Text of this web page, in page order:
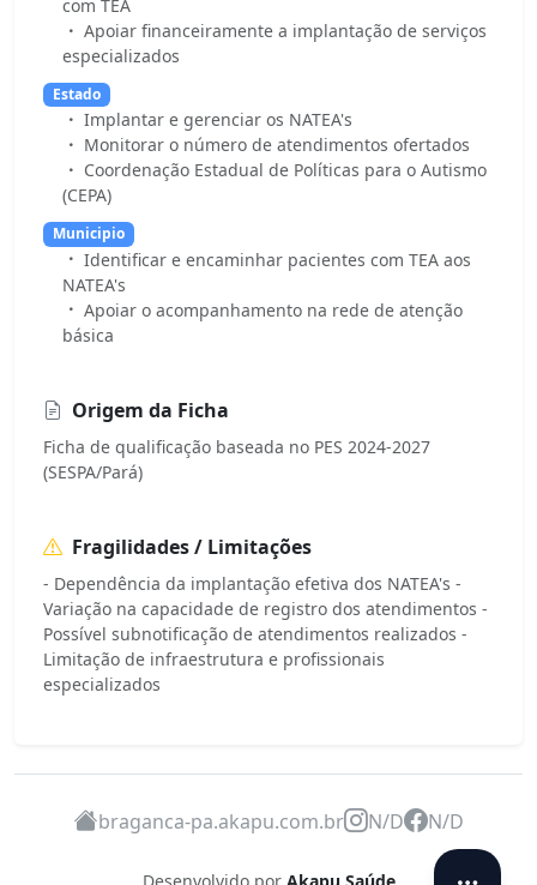
com TEA
Apoiar financeiramente a implantação de serviços
especializados
Estado
Implantar e gerenciar os NATEA's
Monitorar o número de atendimentos ofertados
Coordenação Estadual de Políticas para o Autismo
(CEPA)
Municipio
Identificar e encaminhar pacientes com TEA aos
NATEA's
Apoiar o acompanhamento na rede de atenção
básica
Origem da Ficha
Ficha de qualificação baseada no PES 2024-2027
(SESPA/Pará)
Fragilidades / Limitações
- Dependência da implantação efetiva dos NATEA's -
Variação na capacidade de registro dos atendimentos -
Possível subnotificação de atendimentos realizados -
Limitação de infraestrutura e profissionais
especializados
braganca-pa.akapu.com.br N/D N/D
Desenvolvido por Akapu Saúde